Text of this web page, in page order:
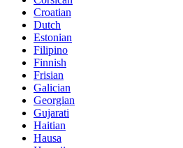
Croatian
Dutch
Estonian
Filipino
Finnish
Frisian
Galician
Georgian
Gujarati
Haitian
Hausa